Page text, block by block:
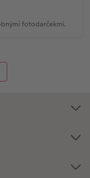
fotodarčekmi.